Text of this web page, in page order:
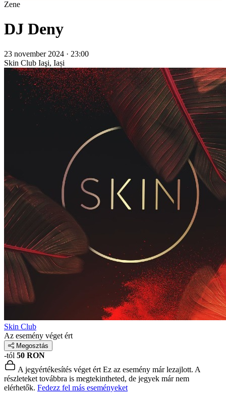
Zene
DJ Deny
23 november 2024 · 23:00
Skin Club Iaşi, Iași
Skin Club
Az esemény véget ért
Megosztás
-tól 50 RON
A jegyértékesítés véget ért Ez az esemény már lezajlott. A
részleteket továbbra is megtekintheted, de jegyek már nem
elérhetők. Fedezz fel más eseményeket